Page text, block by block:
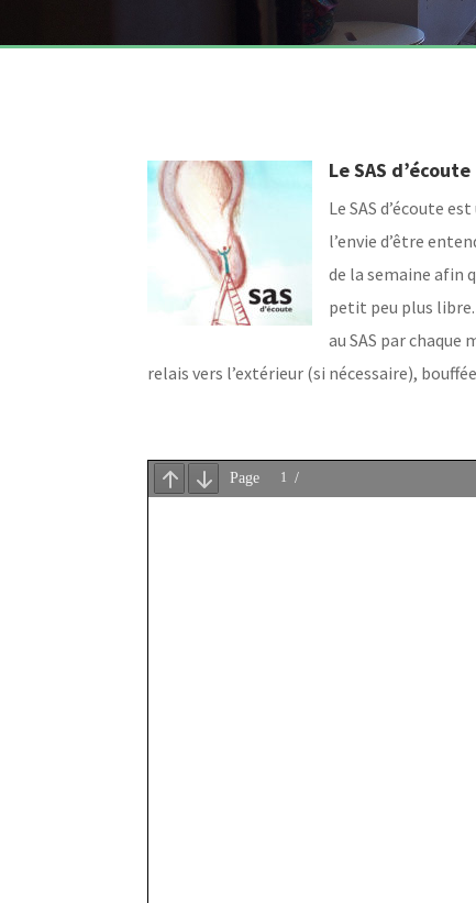
Le SAS d’écoute
Le SAS d’écoute
l’envie d’être
de la semaine afin
petit peu plus libre.
au SAS par
relais vers l’extérieur (si nécessaire),